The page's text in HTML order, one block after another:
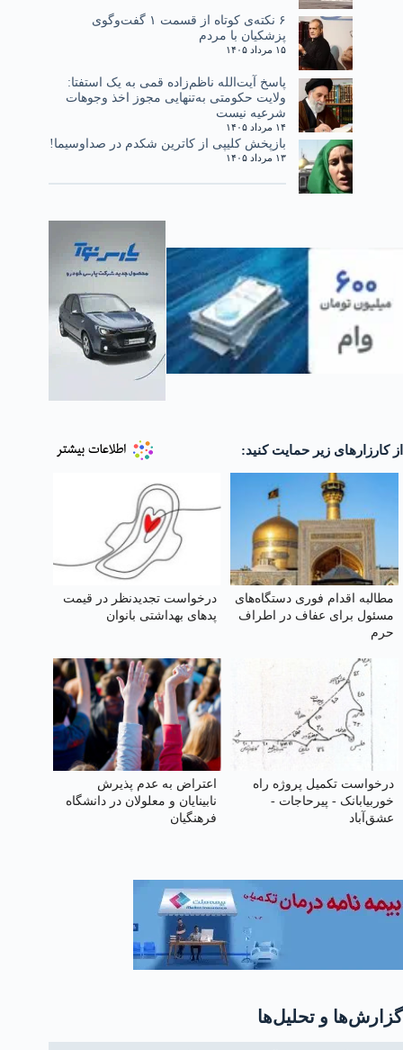
۶ نکته‌ی کوتاه از قسمت ۱ گفت‌وگوی
پزشکیان با مردم
۱۵ مرداد ۱۴۰۵
پاسخ آیت‌الله ناظم‌زاده قمی به یک استفتا:
ولایت حکومتی به‌تنهایی مجوز اخذ وجوهات
شرعیه نیست
۱۴ مرداد ۱۴۰۵
بازپخش کلیپی از کاترین شکدم در صداوسیما!
۱۳ مرداد ۱۴۰۵
از کارزارهای زیر حمایت کنید:
مطالبه اقدام فوری دستگاه‌های
مسئول برای عفاف در اطراف
حرم
درخواست تجدیدنظر در قیمت
پدهای بهداشتی بانوان
درخواست تکمیل پروژه راه
خوربیابانک - پیرحاجات -
عشق‌آباد
اعتراض به عدم پذیرش
نابینایان و معلولان در دانشگاه
فرهنگیان
گزارش‌ها و تحلیل‌ها